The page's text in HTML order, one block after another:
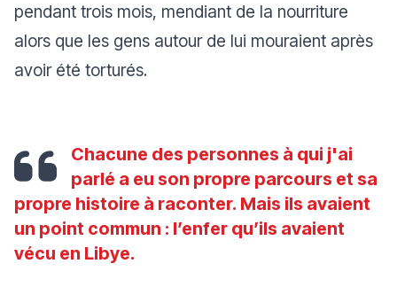
pendant trois mois, mendiant de la nourriture
alors que les gens autour de lui mouraient après
avoir été torturés.
Chacune des personnes à qui j'ai
parlé a eu son propre parcours et sa
propre histoire à raconter. Mais ils avaient
un point commun : l’enfer qu’ils avaient
vécu en Libye.